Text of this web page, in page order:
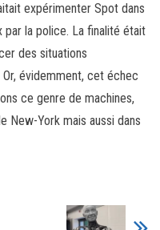
expérimenter Spot dans
la police. La finalité était
des situations
évidemment, cet échec
ce genre de machines,
New-York mais aussi dans